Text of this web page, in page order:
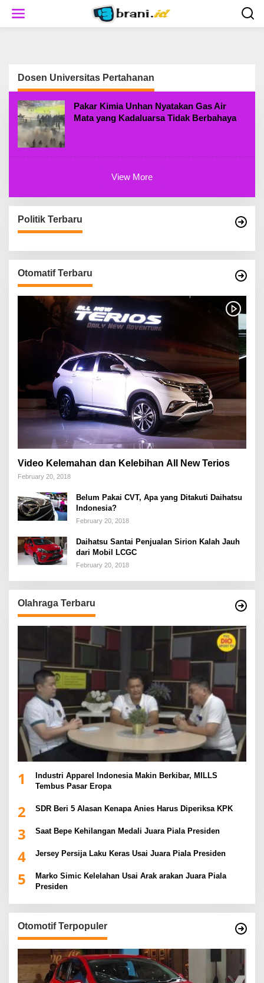
i
Dosen Universitas Pertahanan
Pakar Kimia Unhan Nyatakan Gas Air
Mata yang Kadaluarsa Tidak Berbahaya
View More
Politik Terbaru
Otomatif Terbaru
Video Kelemahan dan Kelebihan All New Terios
February 20, 2018
Belum Pakai CVT, Apa yang Ditakuti Daihatsu
Indonesia?
February 20, 2018
Daihatsu Santai Penjualan Sirion Kalah Jauh
dari Mobil LCGC
February 20, 2018
Olahraga Terbaru
1
Industri Apparel Indonesia Makin Berkibar, MILLS
Tembus Pasar Eropa
2 SDR Beri 5 Alasan Kenapa Anies Harus Diperiksa KPK
3 Saat Bepe Kehilangan Medali Juara Piala Presiden
4 Jersey Persija Laku Keras Usai Juara Piala Presiden
5
Marko Simic Kelelahan Usai Arak arakan Juara Piala
Presiden
Otomotif Terpopuler